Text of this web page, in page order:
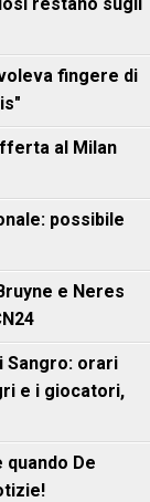
fingere di
al Milan
possibile
e Neres
Sangro: orari
e i giocatori,
quando De